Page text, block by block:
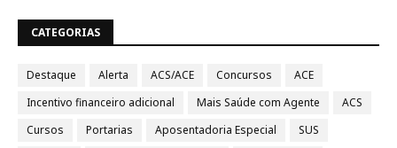
CATEGORIAS
Destaque Alerta ACS/ACE Concursos
ACE
Incentivo financeiro adicional
Mais Saúde com Agente
ACS
Cursos
Portarias Aposentadoria Especial
SUS